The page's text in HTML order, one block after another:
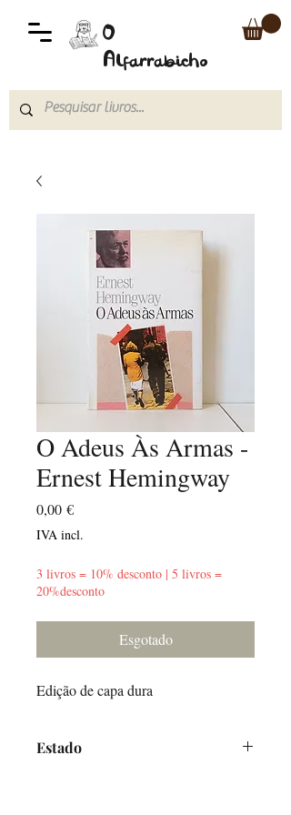
O
Alfarrabicho
O Adeus Às Armas -
Ernest Hemingway
0,00 €Preço
IVA incl.
3 livros = 10% desconto | 5 livros =
20%desconto
Esgotado
Edição de capa dura
Estado